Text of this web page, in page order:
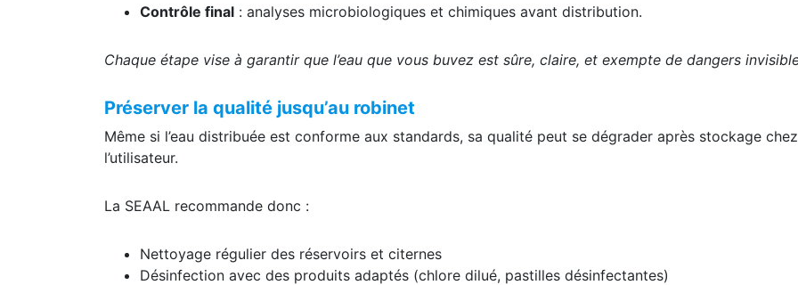
Contrôle final : analyses microbiologiques et chimiques avant distribution.
Chaque étape vise à garantir que l’eau que vous buvez est sûre, claire, et exempte de dangers
Préserver la qualité jusqu’au robinet
Même si l’eau distribuée est conforme aux standards, sa qualité peut se dégrader après stockage chez
l’utilisateur.
La SEAAL recommande donc :
Nettoyage régulier des réservoirs et citernes
Désinfection avec des produits adaptés (chlore dilué, pastilles désinfectantes)